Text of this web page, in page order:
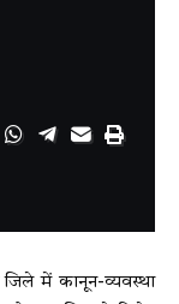
में कानून-व्यवस्था